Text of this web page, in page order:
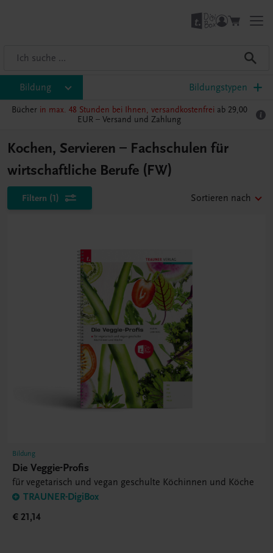
Bildung Bildungstypen
Bücher in max. 48 Stunden bei Ihnen, versandkostenfrei ab 29,00
EUR – Versand und Zahlung
Kochen, Servieren – Fachschulen für
wirtschaftliche Berufe (FW)
Filtern (1) Sortieren nach
Bildung
Die Veggie-Profis
für vegetarisch und vegan geschulte Köchinnen und Köche
TRAUNER-DigiBox
€ 21,14